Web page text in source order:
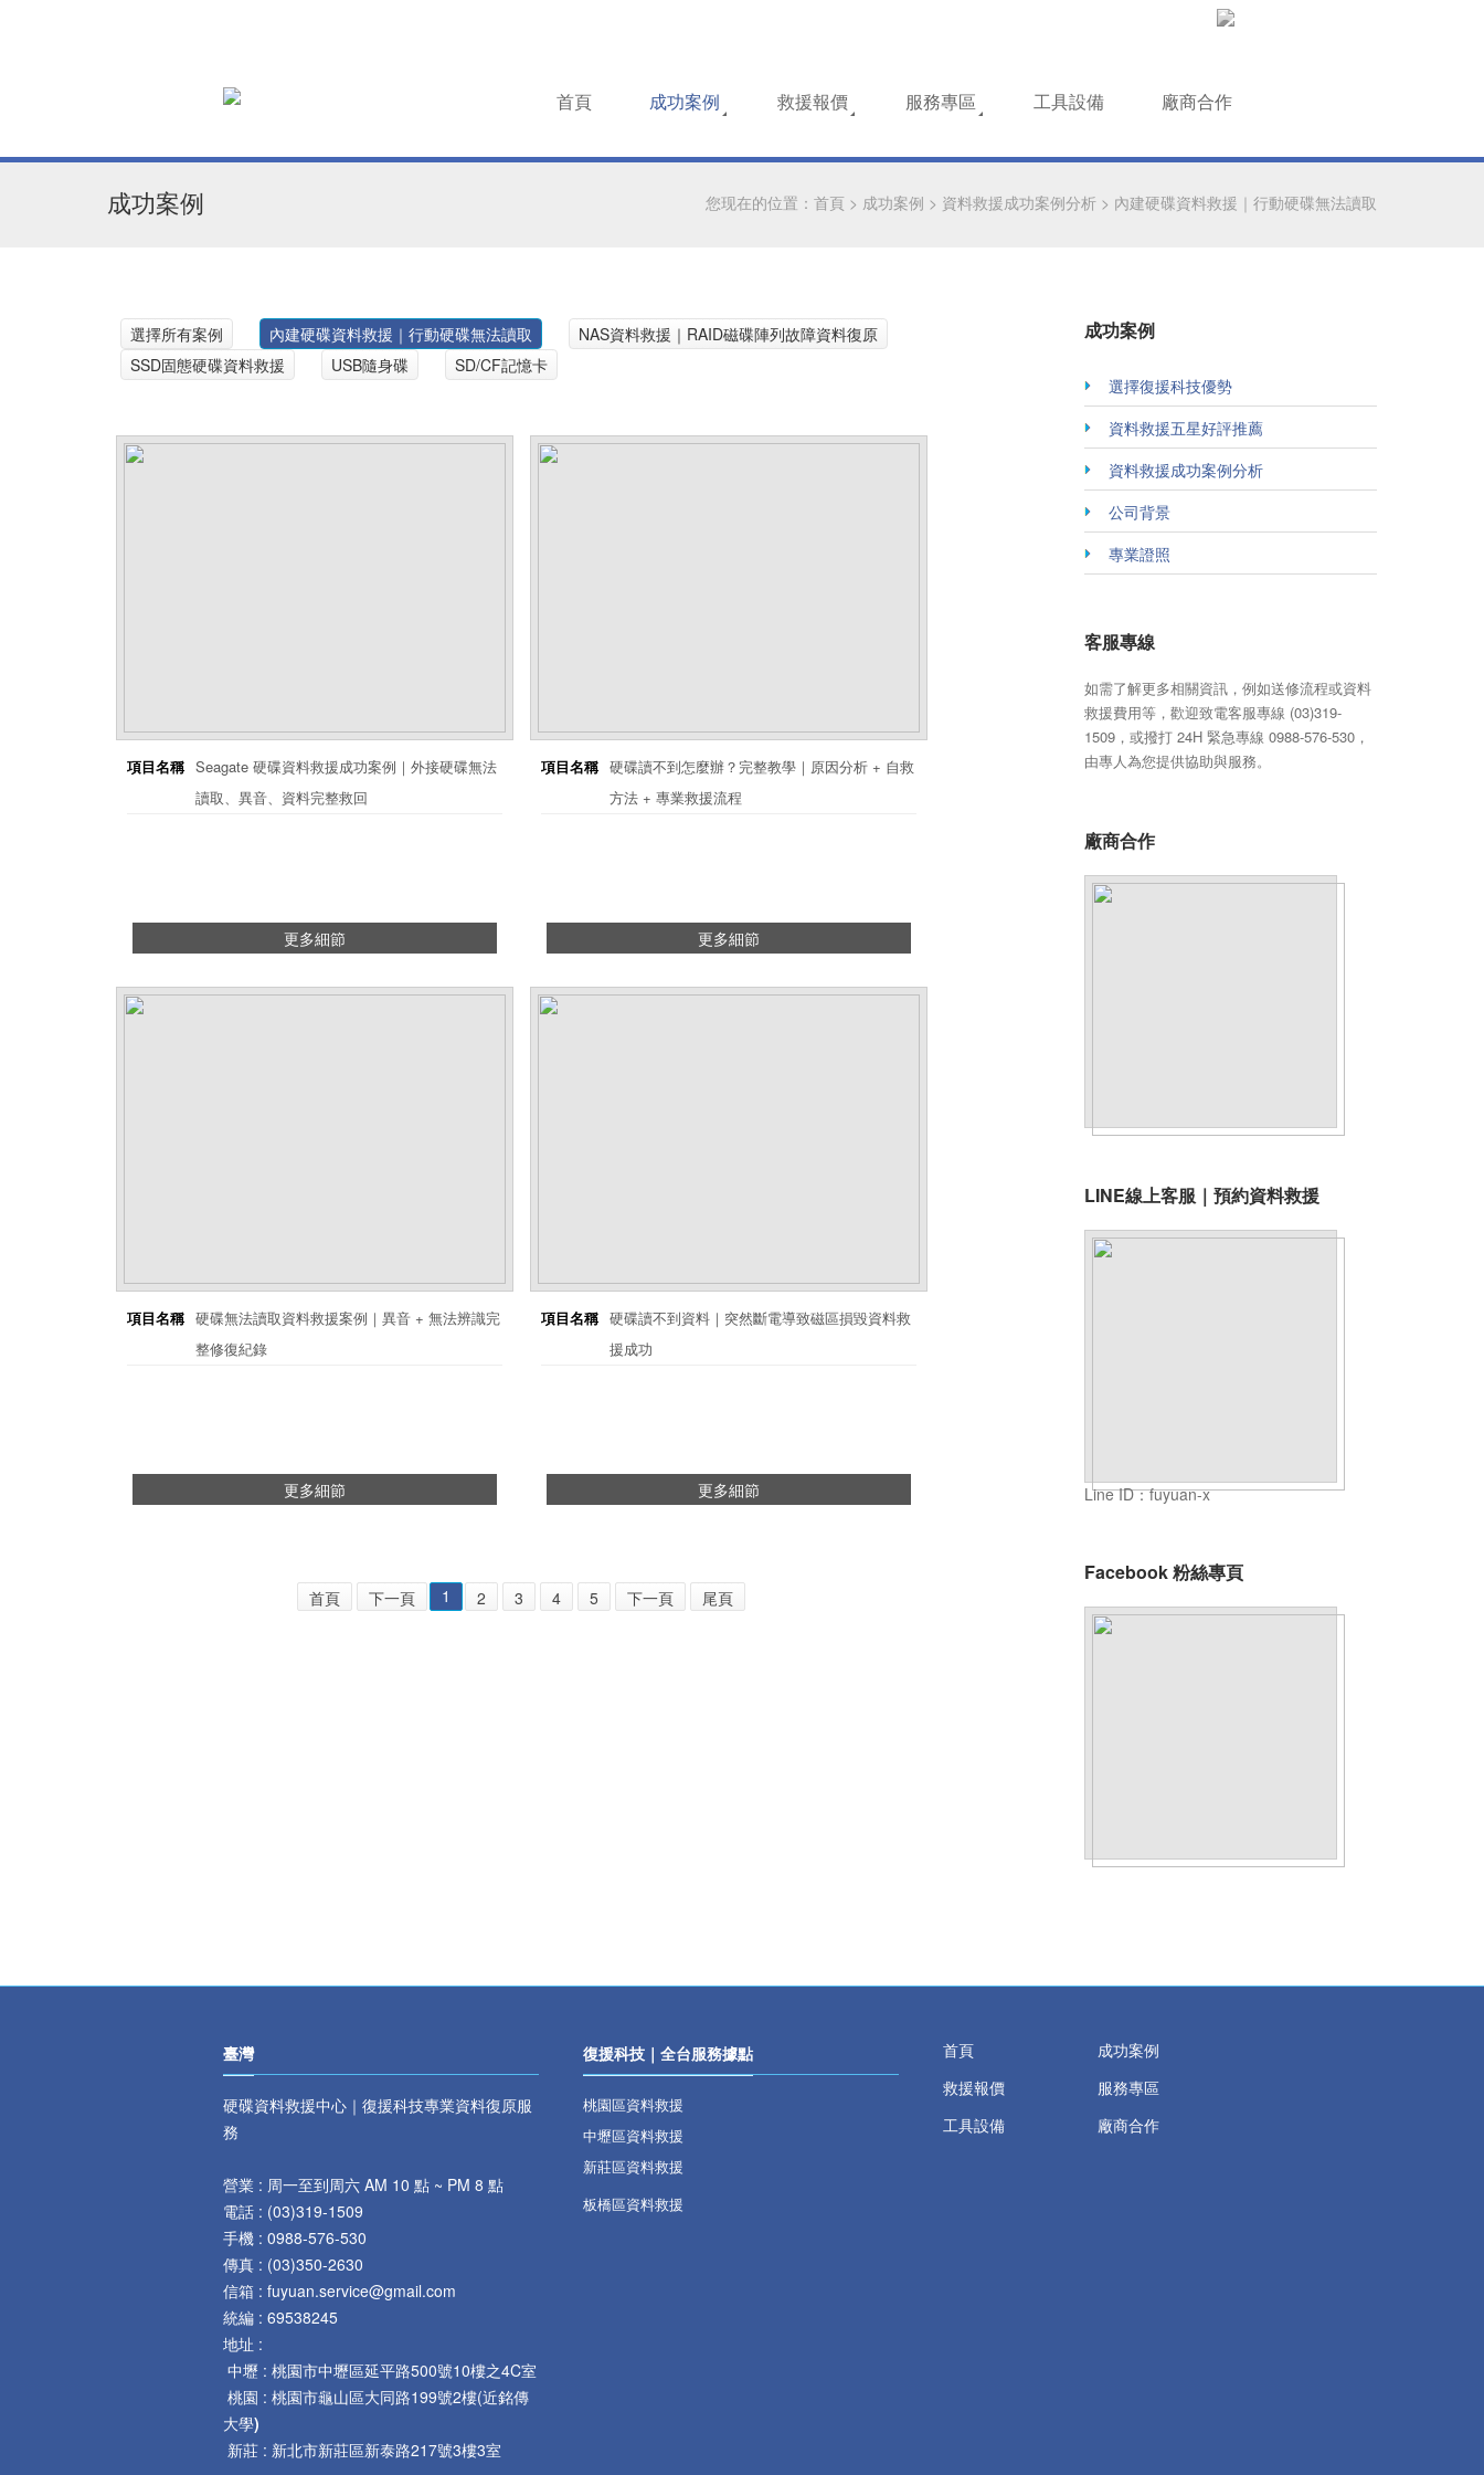
首頁 成功案例 救援報價 服務專區 工具設備 廠商合作
成功案例 您现在的位置： 首頁 > 成功案例 > 資料救援成功案例分析 > 內建硬碟資料救援｜行動硬碟無法讀取
選擇所有案例 內建硬碟資料救援｜行動硬碟無法讀取
NAS資料救援｜RAID磁碟陣列故障資料復原
SSD固態硬碟資料救援
USB隨身碟 SD/CF記憶卡
項目名稱 Seagate 硬碟資料救援成功案例｜外接硬碟無法
讀取、異音、資料完整救回
更多細節
項目名稱 硬碟讀不到怎麼辦？完整教學｜原因分析 + 自救
方法 + 專業救援流程
更多細節
項目名稱 硬碟無法讀取資料救援案例｜異音 + 無法辨識完
整修復紀錄
更多細節
項目名稱 硬碟讀不到資料｜突然斷電導致磁區損毀資料救
援成功
更多細節
首頁 下一頁 1 2 3 4 5 下一頁 尾頁
成功案例
選擇復援科技優勢
資料救援五星好評推薦
資料救援成功案例分析
公司背景
專業證照
客服專線
如需了解更多相關資訊，例如送修流程或資料
救援費用等，歡迎致電客服專線 (03)319-
1509，或撥打 24H 緊急專線 0988-576-530，
由專人為您提供協助與服務。
廠商合作
LINE線上客服｜預約資料救援
Line ID：fuyuan-x
Facebook 粉絲專頁
臺灣
硬碟資料救援中心｜復援科技專業資料復原服
務
營業 : 周一至到周六 AM 10 點 ~ PM 8 點
電話 : (03)319-1509
手機 : 0988-576-530
傳真 : (03)350-2630
信箱 : fuyuan.service@gmail.com
統編 : 69538245
地址 :
中壢 : 桃園市中壢區延平路500號10樓之4C室
桃園 : 桃園市龜山區大同路199號2樓(近銘傳
大學)
新莊 : 新北市新莊區新泰路217號3樓3室
復援科技｜全台服務據點
桃園區資料救援
中壢區資料救援
新莊區資料救援
板橋區資料救援
首頁
成功案例
救援報價
服務專區
工具設備
廠商合作